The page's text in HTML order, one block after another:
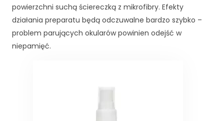
powierzchni suchą ściereczką z mikrofibry. Efekty
działania preparatu będą odczuwalne bardzo szybko –
problem parujących okularów powinien odejść w
niepamięć.